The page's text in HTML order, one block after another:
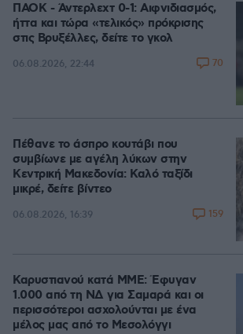
ΠΑΟΚ - Άντερλεχτ 0-1: Αιφνιδιασμός,
ήττα και τώρα «τελικός» πρόκρισης
στις Βρυξέλλες, δείτε το γκολ
06.08.2026, 22:44 70
Πέθανε το άσπρο κουτάβι που
συμβίωνε με αγέλη λύκων στην
Κεντρική Μακεδονία: Καλό ταξίδι
μικρέ, δείτε βίντεο
06.08.2026, 16:39 159
Καρυστιανού κατά ΜΜΕ: Έφυγαν
1.000 από τη ΝΔ για Σαμαρά και οι
περισσότεροι ασχολούνται με ένα
μέλος μας από το Μεσολόγγι